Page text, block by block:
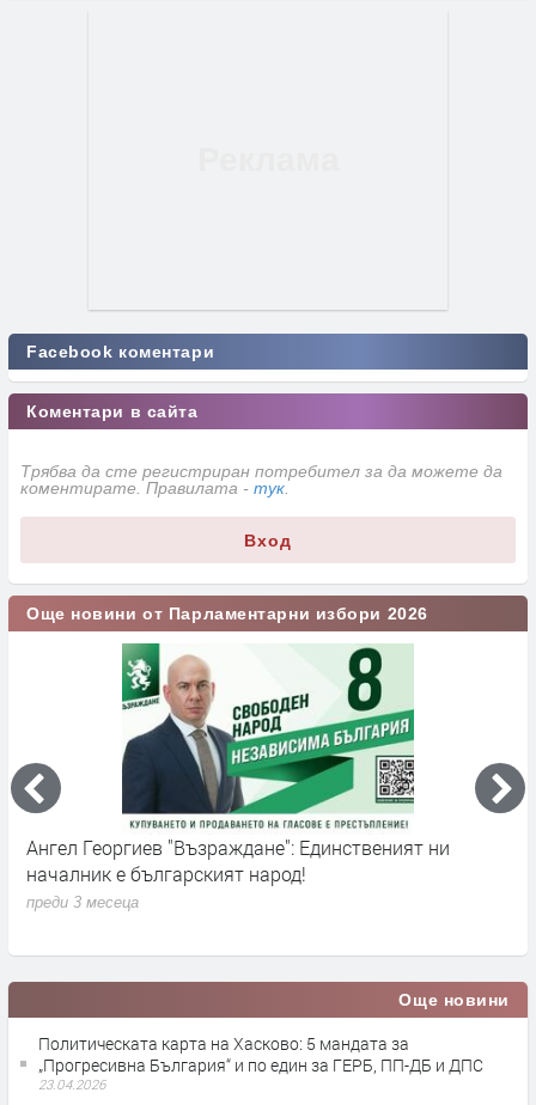
Facebook коментари
Коментари в сайта
Трябва да сте регистриран потребител за да можете да
коментирате. Правилата - тук
Вход
Още новини от Парламентарни избори 2026
ни
Ангел Георгиев: Смолянската болница
заради липса на кадри – държавата
Още новини
Политическата карта на Хасково: 5 мандата за
„Прогресивна България“ и по един за ГЕРБ, ПП-ДБ и ДПС
23.04.2026